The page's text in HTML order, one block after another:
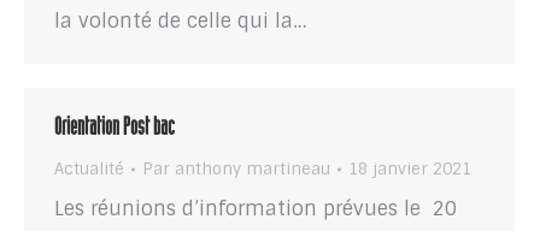
la volonté de celle qui la…
Orientation Post bac
Actualité Par anthony martineau 18 janvier 2021
Les réunions d’information prévues le 20